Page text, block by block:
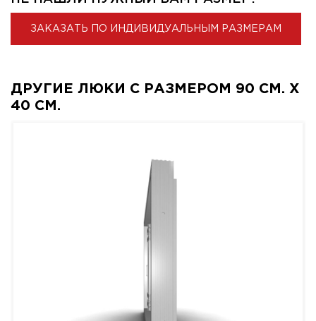
ЗАКАЗАТЬ ПО ИНДИВИДУАЛЬНЫМ РАЗМЕРАМ
ДРУГИЕ ЛЮКИ С РАЗМЕРОМ 90 СМ. X
40 СМ.